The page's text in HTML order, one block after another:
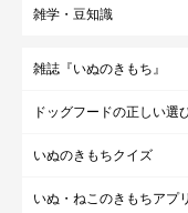
雑学・豆知識
雑誌『いぬのきもち』
ドッグフードの正しい選
いぬのきもちクイズ
いぬ・ねこのきもちアプリ